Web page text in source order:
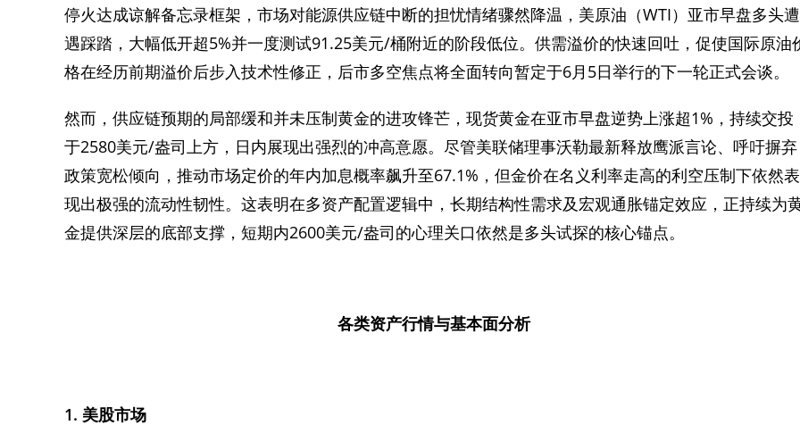
停火达成谅解备忘录框架，市场对能源供应链中断的担忧情绪骤然降温，美原油（WTI）亚市早盘多头遭
遇踩踏，大幅低开超5%并一度测试91.25美元/桶附近的阶段低位。供需溢价的快速回吐，促使国际原油
格在经历前期溢价后步入技术性修正，后市多空焦点将全面转向暂定于6月5日举行的下一轮正式会谈。
然而，供应链预期的局部缓和并未压制黄金的进攻锋芒，现货黄金在亚市早盘逆势上涨超1%，持续交投
于2580美元/盎司上方，日内展现出强烈的冲高意愿。尽管美联储理事沃勒最新释放鹰派言论、呼吁摒弃
政策宽松倾向，推动市场定价的年内加息概率飙升至67.1%，但金价在名义利率走高的利空压制下依然表
现出极强的流动性韧性。这表明在多资产配置逻辑中，长期结构性需求及宏观通胀锚定效应，正持续为
金提供深层的底部支撑，短期内2600美元/盎司的心理关口依然是多头试探的核心锚点。
各类资产行情与基本面分析
1. 美股市场